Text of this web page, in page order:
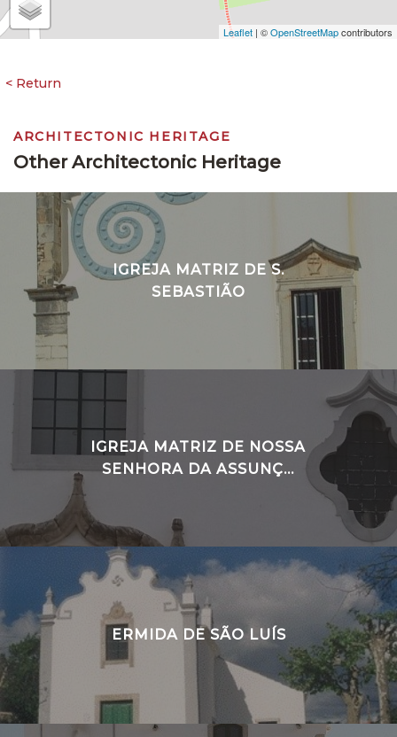
Leaflet | ©OpenStreetMapcontributors
ARCHITECTONIC HERITAGE
Other Architectonic Heritage
IGREJA MATRIZ DE S.
SEBASTIÃO
IGREJA MATRIZ DE NOSSA
SENHORA DA ASSUNÇ...
ERMIDA DE SÃO LUÍS